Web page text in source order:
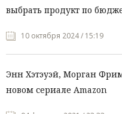
выбрать продукт по
10 октября 2024 / 15:19
Энн Хэтэуэй, Морган
новом сериале Amazon